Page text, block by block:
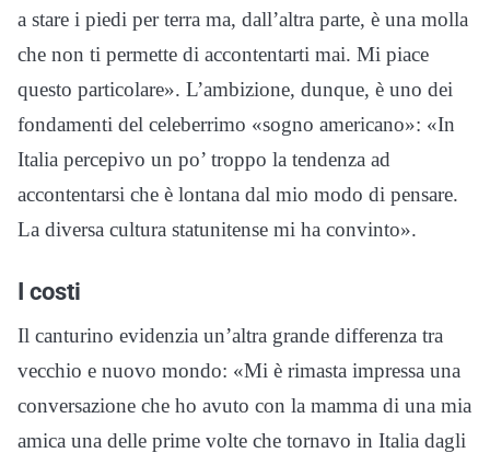
a stare i piedi per terra ma, dall’altra parte, è una molla
che non ti permette di accontentarti mai. Mi piace
questo particolare». L’ambizione, dunque, è uno dei
fondamenti del celeberrimo «sogno americano»: «In
Italia percepivo un po’ troppo la tendenza ad
accontentarsi che è lontana dal mio modo di pensare.
La diversa cultura statunitense mi ha convinto».
I costi
Il canturino evidenzia un’altra grande differenza tra
vecchio e nuovo mondo: «Mi è rimasta impressa una
conversazione che ho avuto con la mamma di una mia
amica una delle prime volte che tornavo in Italia dagli